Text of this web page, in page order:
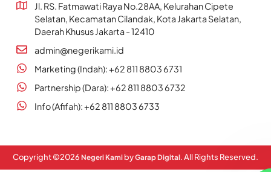
Jl. RS. Fatmawati Raya No.28AA, Kelurahan Cipete
Selatan, Kecamatan Cilandak, Kota Jakarta Selatan,
Daerah Khusus Jakarta - 12410
admin@negerikami.id
Marketing (Indah): +62 811 8803 6731
Partnership (Dara): +62 811 8803 6732
Info (Afifah): +62 811 8803 6733
Copyright ©2026 Negeri Kami byGarap Digital. All Rights Reserved.